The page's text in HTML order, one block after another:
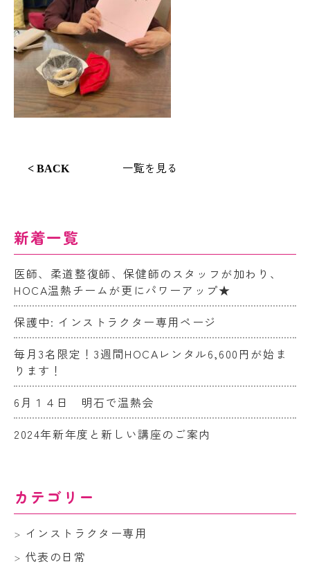
< BACK 一覧を見る
新着一覧
医師、柔道整復師、保健師のスタッフが加わり、
HOCA温熱チームが更にパワーアップ★
保護中: インストラクター専用ページ
毎月3名限定！3週間HOCAレンタル6,600円が始ま
ります！
6月１４日 明石で温熱会
2024年新年度と新しい講座のご案内
カテゴリー
インストラクター専用
代表の日常